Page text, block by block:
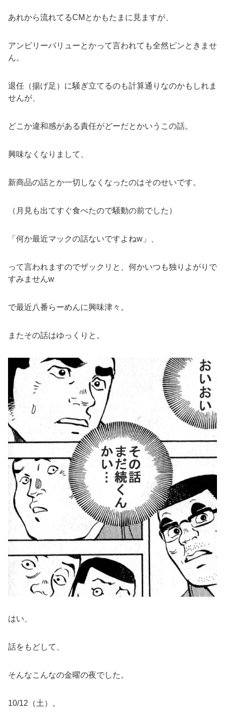
あれから流れてるCMとかもたまに見ますが、
アンビリーバリューとかって言われても全然ピンときませ
ん。
退任（揚げ足）に騒ぎ立てるのも計算通りなのかもしれま
せんが、
どこか違和感がある責任がどーだとかいうこの話。
興味なくなりまして、
新商品の話とか一切しなくなったのはそのせいです。
（月見も出てすぐ食べたので騒動の前でした）
「何か最近マックの話ないですよねw」、
って言われますのでザックリと、何かいつも独りよがりで
すみませんw
で最近八番らーめんに興味津々。
またその話はゆっくりと。
はい、
話をもどして、
そんなこんなの金曜の夜でした。
10/12（土）。